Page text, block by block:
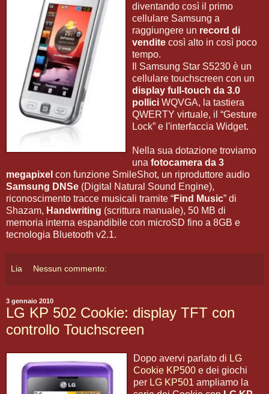
diventando così il primo
cellulare Samsung a
raggiungere un record di
vendite così alto in così poco
tempo.
Il Samsung Star S5230 è un
cellulare touchscreen con un
display full-touch da 3.0
pollici WQVGA, la tastiera
QWERTY virtuale, il “Gesture
Lock” e l'interfaccia Widget.
Nella sua dotazione troviamo
una fotocamera da 3
megapixel con funzione SmileShot, un riproduttore audio
Samsung DNSe (Digital Natural Sound Engine),
riconoscimento tracce musicali tramite “Find Music” di
Shazam, Handwriting (scrittura manuale), 50 MB di
memoria interna espandibile con microSD fino a 8GB e
tecnologia Bluetooth v2.1.
Lia Nessun commento:
3 gennaio 2010
LG KP 502 Cookie: display TFT con
controllo Touchscreen
Dopo avervi parlato di LG
Cookie KP500 e dei giochi
per LG KP501 ampliamo la